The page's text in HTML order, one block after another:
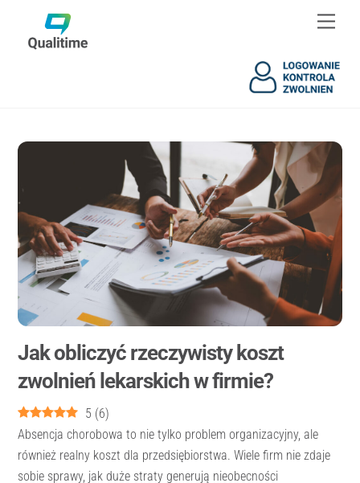
content
content
Jak obliczyć rzeczywisty koszt
zwolnień lekarskich w firmie?
5 (6)
Absencja chorobowa to nie tylko problem organizacyjny, ale
również realny koszt dla przedsiębiorstwa. Wiele firm nie zdaje
sobie sprawy, jak duże straty generują nieobecności